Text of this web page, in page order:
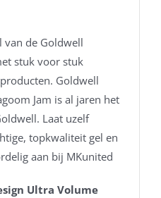
van de Goldwell
stuk voor stuk
Goldwell
Jam is al jaren het
Laat uzelf
topkwaliteit gel en
aan bij MKunited
Ultra Volume